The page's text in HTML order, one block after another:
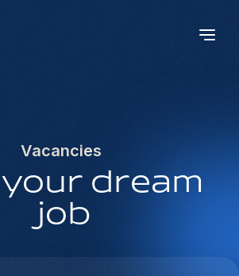
Vacancies
dream
job